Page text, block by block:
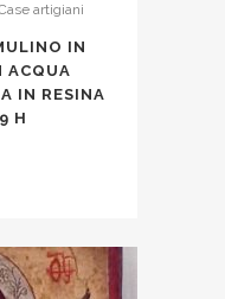
artigiani
IN
ACQUA
IN RESINA
H